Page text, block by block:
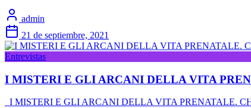
admin
21 de septiembre, 2021
Entrevistas
I MISTERI E GLI ARCANI DELLA VITA
I MISTERI E GLI ARCANI DELLA VITA PRENATALE.